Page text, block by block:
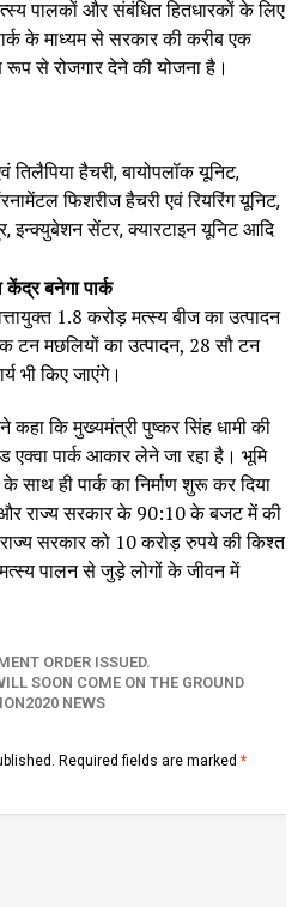
पालकों और संबंधित हितधारकों के लिए
के माध्यम से सरकार की करीब एक
रूप से रोजगार देने की योजना है।
हैचरी, बायोपलॉक यूनिट,
फिशरीज हैचरी एवं रियरिंग यूनिट,
इन्क्युबेशन सेंटर, क्यारटाइन यूनिट आदि
बनेगा पार्क
1.8 करोड़ मत्स्य बीज का उत्पादन
टन मछलियों का उत्पादन, 28 सौ टन
भी किए जाएंगे।
कहा कि मुख्यमंत्री पुष्कर सिंह धामी की
एक्वा पार्क आकार लेने जा रहा है। भूमि
साथ ही पार्क का निर्माण शुरू कर दिया
और राज्य सरकार के 90:10 के बजट में की
सरकार को 10 करोड़ रुपये की किश्त
पालन से जुड़े लोगों के जीवन में
ORDER ISSUED.
SOON COME ON THE GROUND
NEWS
Required fields are marked *